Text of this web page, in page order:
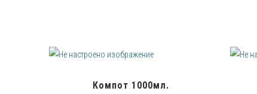
Компот 1000мл.